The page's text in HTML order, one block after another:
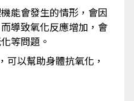
能會發生的情形，會因
導致氧化反應增加，會
等問題。
可以幫助身體抗氧化，